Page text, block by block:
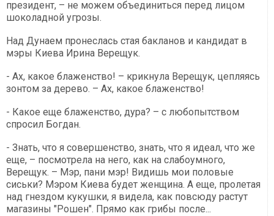
президент, – не можем объединиться перед лицом
шоколадной угрозы.
Над Дунаем пронеслась стая бакланов и кандидат в
мэры Киева Ирина Верещук.
- Ах, какое блаженство! – крикнула Верещук, цепляясь
зонтом за дерево. – Ах, какое блаженство!
- Какое еще блаженство, дура? – с любопытством
спросил Богдан.
- Знать, что я совершенство, знать, что я идеал, что же
еще, – посмотрела на него, как на слабоумного,
Верещук. – Мэр, пани мэр! Видишь мои половые
сиськи? Мэром Киева будет женщина. А еще, пролетая
над гнездом кукушки, я видела, как повсюду растут
магазины "Рошен". Прямо как грибы после...